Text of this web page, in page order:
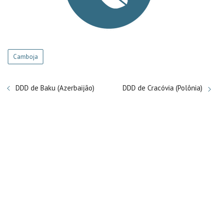
Camboja
DDD de Baku (Azerbaijão) DDD de Cracóvia (Polônia)